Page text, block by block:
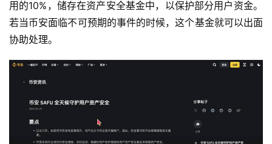
用的10%，储存在资产安全基金中，以保护部分用户资金。
若当币安面临不可预期的事件的时候，这个基金就可以出面
协助处理。